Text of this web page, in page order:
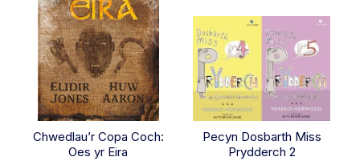
Chwedlau’r Copa Coch:
Oes yr Eira
Pecyn Dosbarth Miss
Prydderch 2